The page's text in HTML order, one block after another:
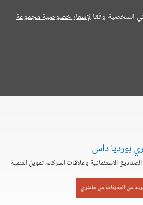
الشخصية وفقالإشعار خصوصية مجموعة
بورديا داس
الاستئمانية وعلاقات الشركاء، تمويل التنمية
من المدونات من مايتري